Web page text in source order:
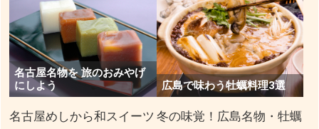
名古屋名物を 旅のおみやげ
にしよう
名古屋めしから和スイーツ
広島で味わう牡蠣料理3選
冬の味覚！広島名物・牡蠣